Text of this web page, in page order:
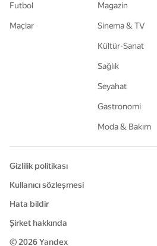
Futbol
Maçlar
Magazin
Sinema & TV
Kültür-Sanat
Sağlık
Seyahat
Gastronomi
Moda & Bakım
© 2026Yandex
Gizlilik politikası
Kullanıcı sözleşmesi
Hata bildir
Şirket hakkında